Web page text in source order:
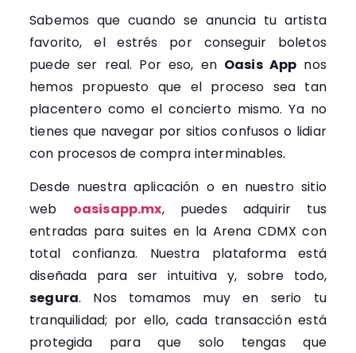
Sabemos que cuando se anuncia tu artista
favorito, el estrés por conseguir boletos
puede ser real. Por eso, en Oasis App nos
hemos propuesto que el proceso sea tan
placentero como el concierto mismo. Ya no
tienes que navegar por sitios confusos o lidiar
con procesos de compra interminables.
Desde nuestra aplicación o en nuestro sitio
web oasisapp.mx, puedes adquirir tus
entradas para suites en la Arena CDMX con
total confianza. Nuestra plataforma está
diseñada para ser intuitiva y, sobre todo,
segura. Nos tomamos muy en serio tu
tranquilidad; por ello, cada transacción está
protegida para que solo tengas que